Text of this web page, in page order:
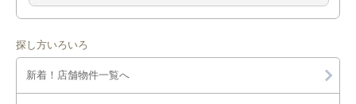
探し方いろいろ
新着！店舗物件一覧へ